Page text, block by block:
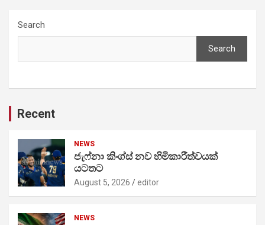
Search
Search
Recent
NEWS
ජැෆ්නා කිංග්ස් නව හිමිකාරීත්වයක්
යටතට
August 5, 2026 editor
NEWS